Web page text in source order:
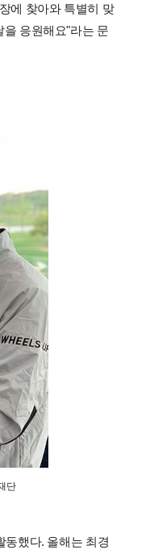
에 찾아와 특별히 맞
응원해요"라는 문
단
동했다. 올해는 최경